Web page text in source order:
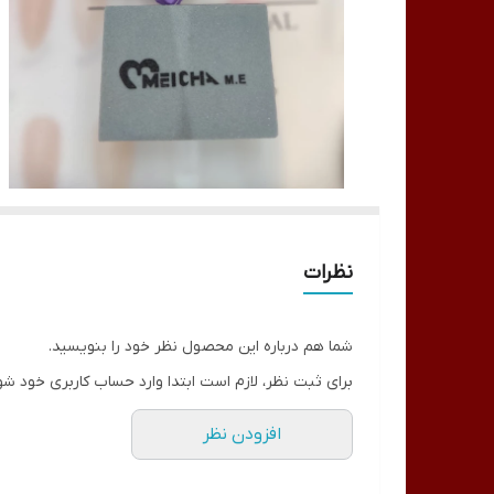
نظرات
شما هم درباره این محصول نظر خود را بنویسید.
برای ثبت نظر، لازم است ابتدا وارد حساب کاربری خود
افزودن نظر